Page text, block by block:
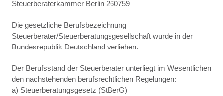
Steuerberaterkammer Berlin 260759
Die gesetzliche Berufsbezeichnung
Steuerberater/Steuerberatungsgesellschaft wurde in der
Bundesrepublik Deutschland verliehen.
Der Berufsstand der Steuerberater unterliegt im Wesentlichen
den nachstehenden berufsrechtlichen Regelungen:
a) Steuerberatungsgesetz (StBerG)